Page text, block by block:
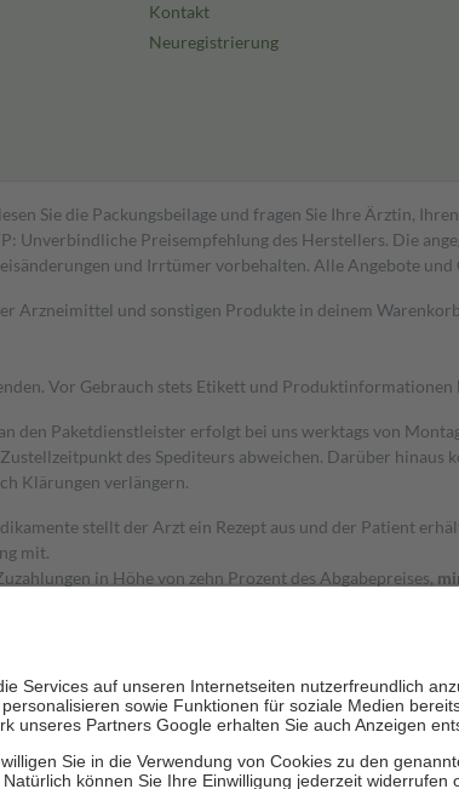
Kontakt
Neuregistrierung
Sie die Packungsbeilage und fragen Sie Ihre Ärztin,
Unverbindliche Preisempfehlung des Herstellers. Die
und Irrtümer vorbehalten. Alle Angebote
Arzneimittel und sonstigen Produkte in deinem
Vor Gebrauch stets Etikett und Produktinformationen
den Paketdienstleister erfolgt bei uns werktags von
des Spediteurs abweichen. Darüber
Klärungen verlängern.
stellt der Arzt ein Rezept aus und der Patient
mit.
in Höhe von zehn Prozent des Abgabepreises,
auch für Online-Apotheken.
für ihre eigene Gesundheit zu stärken und die
vollendeten 18. Lebensjahr mit Ausnahme der Fahrkosten
Früherkennung, die von der GKV getragen werden